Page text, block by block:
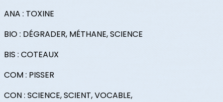
ANA : TOXINE
BIO : DÉGRADER, MÉTHANE, SCIENCE
BIS : COTEAUX
COM : PISSER
CON : SCIENCE, SCIENT, VOCABLE,